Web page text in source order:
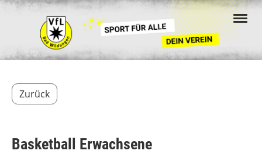
Zurück
Basketball Erwachsene